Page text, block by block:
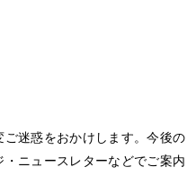
迷惑をおかけします。今後の
ニュースレターなどでご案内